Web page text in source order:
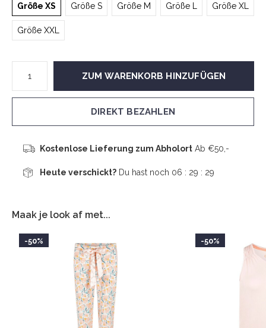
Größe XS Größe S Größe M Größe L Größe XL
Größe XXL
ZUM WARENKORB HINZUFÜGEN
DIREKT BEZAHLEN
Kostenlose Lieferung zum AbholortAb €50,-
Heute verschickt?Du hast noch 06 : 29 : 29
Maak je look af met...
-50% -50%